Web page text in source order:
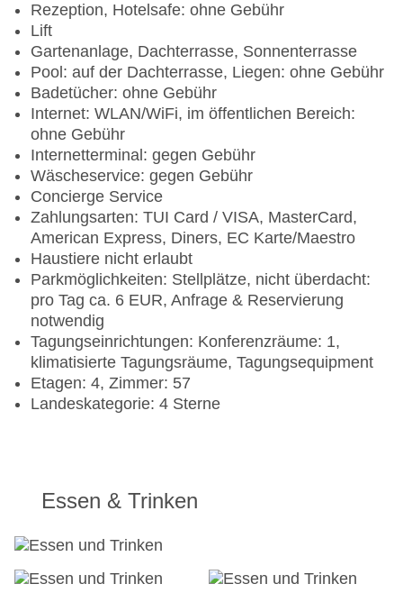
Rezeption, Hotelsafe: ohne Gebühr
Lift
Gartenanlage, Dachterrasse, Sonnenterrasse
Pool: auf der Dachterrasse, Liegen: ohne Gebühr
Badetücher: ohne Gebühr
Internet: WLAN/WiFi, im öffentlichen Bereich:
ohne Gebühr
Internetterminal: gegen Gebühr
Wäscheservice: gegen Gebühr
Concierge Service
Zahlungsarten: TUI Card / VISA, MasterCard,
American Express, Diners, EC Karte/Maestro
Haustiere nicht erlaubt
Parkmöglichkeiten: Stellplätze, nicht überdacht:
pro Tag ca. 6 EUR, Anfrage & Reservierung
notwendig
Tagungseinrichtungen: Konferenzräume: 1,
klimatisierte Tagungsräume, Tagungsequipment
Etagen: 4, Zimmer: 57
Landeskategorie: 4 Sterne
Essen & Trinken